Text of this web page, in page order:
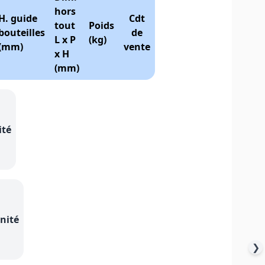
❯
guide
hors
tout
L x P
x H
(mm)
Poids
(kg)
Cdt
de
vente